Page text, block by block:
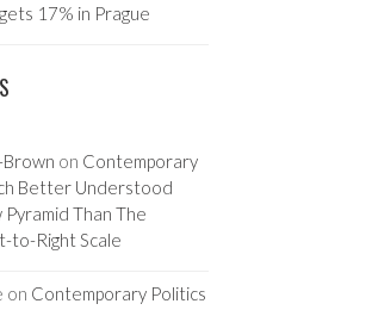
17% in Prague
on Contemporary
Better Understood
Pyramid Than The
to-Right Scale
on Contemporary Politics